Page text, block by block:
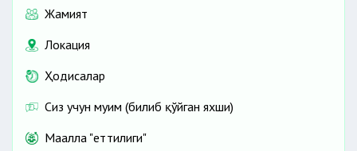
Жамият
Локация
Ҳодисалар
Сиз учун муҳим (билиб қўйган яхши)
Маҳалла "еттилиги"